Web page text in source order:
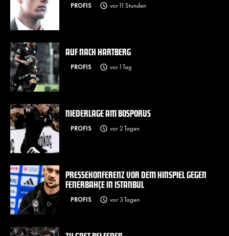
PROFIS vor 11 Stunden
AUF NACH HARTBERG
PROFIS vor 1 Tag
NIEDERLAGE AM BOSPORUS
PROFIS vor 2 Tagen
PRESSEKONFERENZ VOR DEM HINSPIEL GEGEN
FENERBAHÇE IN ISTANBUL
PROFIS vor 3 Tagen